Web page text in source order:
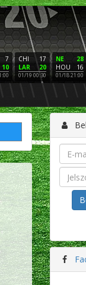
7
10
17
CHI
20
LAR
01/19 00:30
28
NE
16
HOU
01/18 21:00